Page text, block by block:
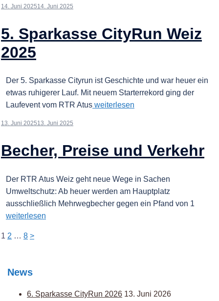
14. Juni 202514. Juni 2025
5. Sparkasse CityRun Weiz
2025
Der 5. Sparkasse Cityrun ist Geschichte und war heuer ein
etwas ruhigerer Lauf. Mit neuem Starterrekord ging der
Laufevent vom RTR Atus weiterlesen
13. Juni 202513. Juni 2025
Becher, Preise und Verkehr
Der RTR Atus Weiz geht neue Wege in Sachen
Umweltschutz: Ab heuer werden am Hauptplatz
ausschließlich Mehrwegbecher gegen ein Pfand von 1
weiterlesen
Seitennummerierung
1 2 … 8 >
News
6. Sparkasse CityRun 2026 13. Juni 2026